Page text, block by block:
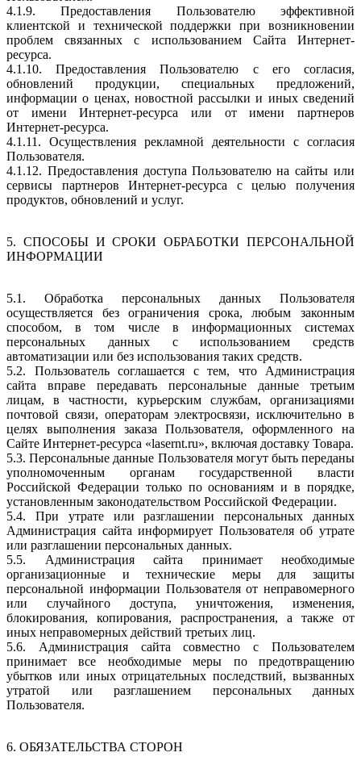
4.1.9. Предоставления Пользователю эффективной
клиентской и технической поддержки при возникновении
проблем связанных с использованием Сайта Интернет-
ресурса.
4.1.10. Предоставления Пользователю с его согласия,
обновлений продукции, специальных предложений,
информации о ценах, новостной рассылки и иных сведений
от имени Интернет-ресурса или от имени партнеров
Интернет-ресурса.
4.1.11. Осуществления рекламной деятельности с согласия
Пользователя.
4.1.12. Предоставления доступа Пользователю на сайты или
сервисы партнеров Интернет-ресурса с целью получения
продуктов, обновлений и услуг.
5. СПОСОБЫ И СРОКИ ОБРАБОТКИ ПЕРСОНАЛЬНОЙ
ИНФОРМАЦИИ
5.1. Обработка персональных данных Пользователя
осуществляется без ограничения срока, любым законным
способом, в том числе в информационных системах
персональных данных с использованием средств
автоматизации или без использования таких средств.
5.2. Пользователь соглашается с тем, что Администрация
сайта вправе передавать персональные данные третьим
лицам, в частности, курьерским службам, организациями
почтовой связи, операторам электросвязи, исключительно в
целях выполнения заказа Пользователя, оформленного на
Сайте Интернет-ресурса «lasernt.ru», включая доставку Товара.
5.3. Персональные данные Пользователя могут быть переданы
уполномоченным органам государственной власти
Российской Федерации только по основаниям и в порядке,
установленным законодательством Российской Федерации.
5.4. При утрате или разглашении персональных данных
Администрация сайта информирует Пользователя об утрате
или разглашении персональных данных.
5.5. Администрация сайта принимает необходимые
организационные и технические меры для защиты
персональной информации Пользователя от неправомерного
или случайного доступа, уничтожения, изменения,
блокирования, копирования, распространения, а также от
иных неправомерных действий третьих лиц.
5.6. Администрация сайта совместно с Пользователем
принимает все необходимые меры по предотвращению
убытков или иных отрицательных последствий, вызванных
утратой или разглашением персональных данных
Пользователя.
6. ОБЯЗАТЕЛЬСТВА СТОРОН